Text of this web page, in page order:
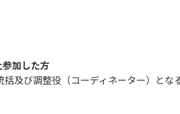
加した方
及び調整役（コーディネーター）と